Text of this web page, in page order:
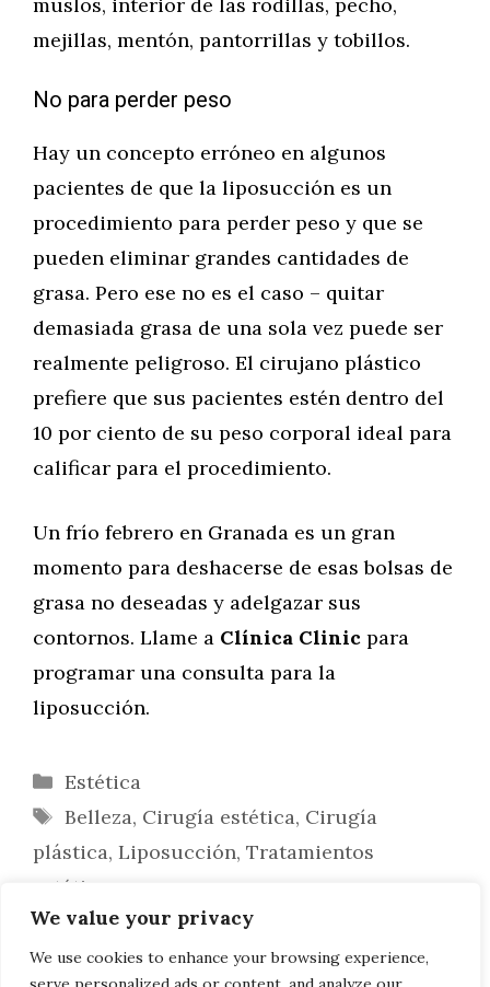
We value your privacy
We use cookies to enhance your browsing experience,
mejillas, mentón, pantorrillas y tobillos.
No para perder peso
Hay un concepto erróneo en algunos
pacientes de que la liposucción es un
procedimiento para perder peso y que se
pueden eliminar grandes cantidades de
grasa. Pero ese no es el caso – quitar
demasiada grasa de una sola vez puede ser
realmente peligroso. El cirujano plástico
prefiere que sus pacientes estén dentro del
10 por ciento de su peso corporal ideal para
calificar para el procedimiento.
Un frío febrero en Granada es un gran
momento para deshacerse de esas bolsas de
grasa no deseadas y adelgazar sus
contornos. Llame a Clínica Clinic para
programar una consulta para la
liposucción.
Categorías
Estética
Etiquetas
Belleza, Cirugía estética, Cirugía
plástica, Liposucción, Tratamientos
estéticos
Opciones con la cirugía estética de
abdominoplastia